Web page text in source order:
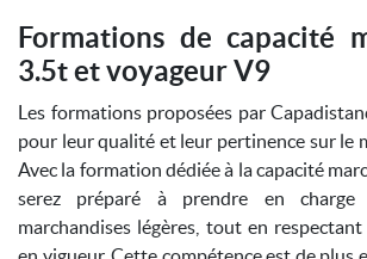
Formations de capacité
3.5t et voyageur V9
Les formations proposées par
pour leur qualité et leur pertinence sur le
Avec la formation dédiée à la capacité
serez préparé à prendre en
marchandises légères, tout en